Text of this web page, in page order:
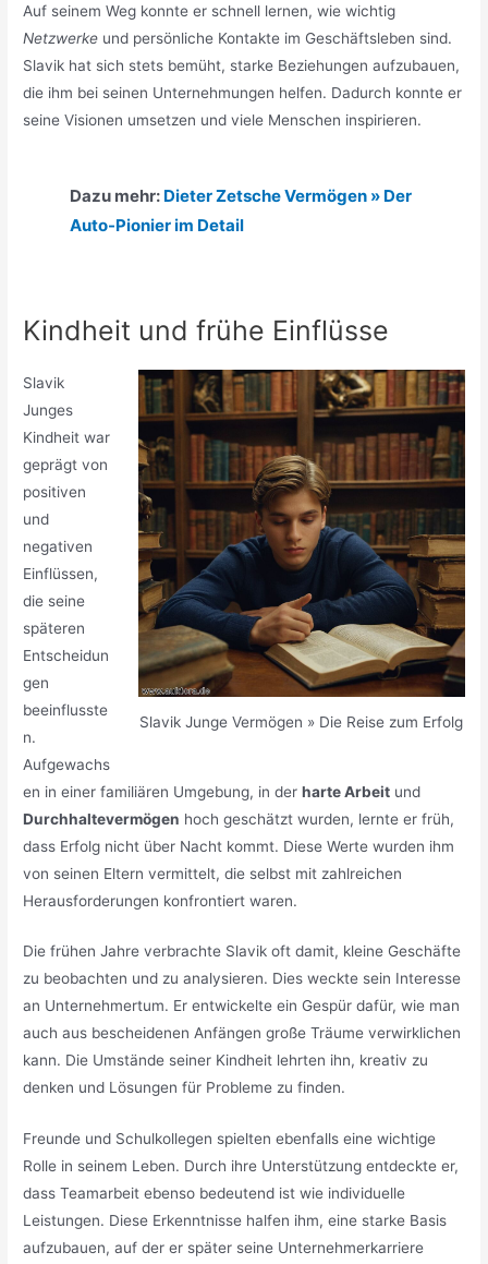
Auf seinem Weg konnte er schnell lernen, wie wichtig
Netzwerke und persönliche Kontakte im Geschäftsleben sind.
Slavik hat sich stets bemüht, starke Beziehungen aufzubauen,
die ihm bei seinen Unternehmungen helfen. Dadurch konnte er
seine Visionen umsetzen und viele Menschen inspirieren.
Dazu mehr: Dieter Zetsche Vermögen » Der
Auto-Pionier im Detail
Kindheit und frühe Einflüsse
Slavik Junge Vermögen » Die Reise zum Erfolg
Slavik
Junges
Kindheit war
geprägt von
positiven
und
negativen
Einflüssen,
die seine
späteren
Entscheidun
gen
beeinflusste
n.
Aufgewachs
en in einer familiären Umgebung, in derharte Arbeit und
Durchhaltevermögen hoch geschätzt wurden, lernte er früh,
dass Erfolg nicht über Nacht kommt. Diese Werte wurden ihm
von seinen Eltern vermittelt, die selbst mit zahlreichen
Herausforderungen konfrontiert waren.
Die frühen Jahre verbrachte Slavik oft damit, kleine Geschäfte
zu beobachten und zu analysieren. Dies weckte sein Interesse
an Unternehmertum. Er entwickelte ein Gespür dafür, wie man
auch aus bescheidenen Anfängen große Träume verwirklichen
kann. Die Umstände seiner Kindheit lehrten ihn, kreativ zu
denken und Lösungen für Probleme zu finden.
Freunde und Schulkollegen spielten ebenfalls eine wichtige
Rolle in seinem Leben. Durch ihre Unterstützung entdeckte er,
dass Teamarbeit ebenso bedeutend ist wie individuelle
Leistungen. Diese Erkenntnisse halfen ihm, eine starke Basis
aufzubauen, auf der er später seine Unternehmerkarriere